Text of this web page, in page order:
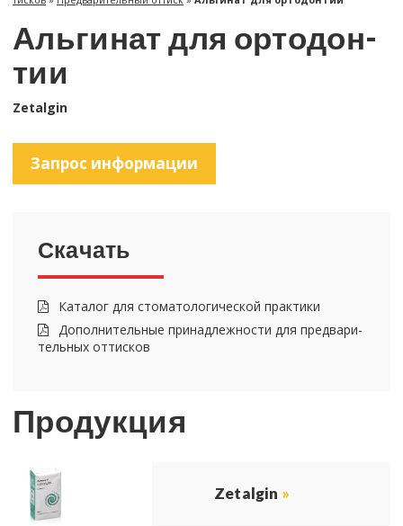
Аль­ги­нат для ор­то­дон­
тии
Zetalgin
За­прос ин­фор­ма­ции
Ска­чать
Ка­та­лог для сто­ма­то­ло­ги­че­ской прак­ти­ки
До­пол­ни­тель­ные при­над­леж­но­сти для пред­ва­ри­
тель­ных от­тис­ков
Про­дук­ция
Zetalgin »